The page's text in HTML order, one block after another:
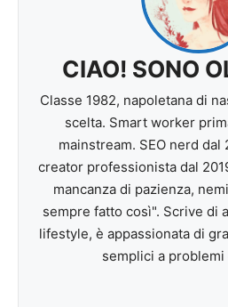
CIAO! SONO
Classe 1982, napoletana di
scelta. Smart worker
mainstream. SEO nerd dal
creator professionista dal
mancanza di pazienza,
sempre fatto così". Scrive di
lifestyle, è appassionata di
semplici a